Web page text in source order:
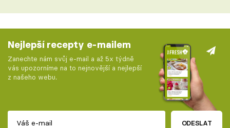
Nejlepší recepty e-mailem
Zanechte nám svůj e-mail a až 5x týdně
vás upozorníme na to nejnovější a nejlepší
z našeho webu.
ODESLAT